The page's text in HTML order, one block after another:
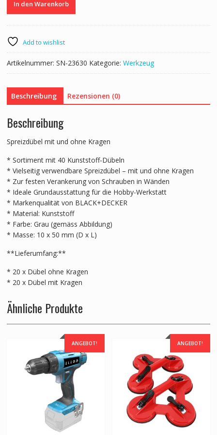
mm
40
Stk.
Menge
In den Warenkorb
Add to wishlist
Artikelnummer: SN-23630 Kategorie: Werkzeug
Beschreibung Rezensionen (0)
Beschreibung
Spreizdübel mit und ohne Kragen
* Sortiment mit 40 Kunststoff-Dübeln
* Vielseitig verwendbare Spreizdübel – mit und ohne Kragen
* Zur festen Verankerung von Schrauben in Wänden
* Ideale Grundausstattung für die Hobby-Werkstatt
* Markenqualität von BLACK+DECKER
* Material: Kunststoff
* Farbe: Grau (gemäss Abbildung)
* Masse: 10 x 50 mm (D x L)
**Lieferumfang:**
* 20 x Dübel ohne Kragen
* 20 x Dübel mit Kragen
Ähnliche Produkte
ANGEBOT! ANGEBOT!